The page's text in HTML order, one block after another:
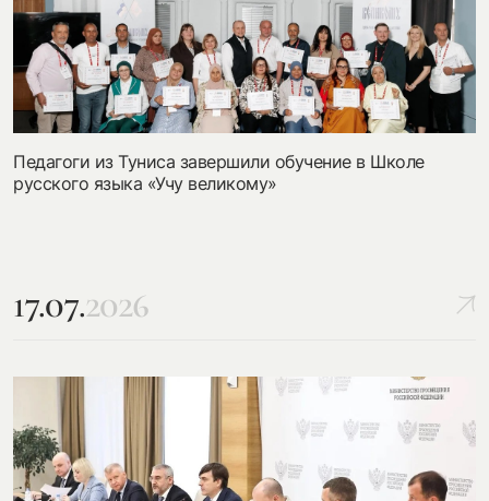
Педагоги из Туниса завершили обучение в Школе
русского языка «Учу великому»
17.07.2026